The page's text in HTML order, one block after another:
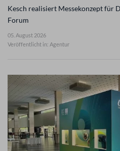
Kesch realisiert Messekonzept für
Forum
05. August 2026
Veröffentlicht in: Agentur